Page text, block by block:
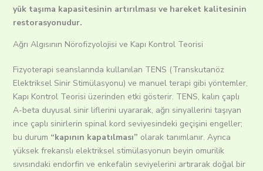
yük taşıma kapasitesinin artırılması ve hareket kalitesinin
restorasyonudur.
Ağrı Algısının Nörofizyolojisi ve Kapı Kontrol Teorisi
Fizyoterapi seanslarında kullanılan TENS (Transkutanöz
Elektriksel Sinir Stimülasyonu) ve manuel terapi gibi yöntemler,
Kapı Kontrol Teorisi üzerinden etki gösterir. TENS, kalın çaplı
A-beta duyusal sinir liflerini uyararak, ağrı sinyallerini taşıyan
ince çaplı sinirlerin spinal kord seviyesindeki geçişini engeller;
bu durum “kapının kapatılması” olarak tanımlanır. Ayrıca
yüksek frekanslı elektriksel stimülasyonun beyin omurilik
sıvısındaki endorfin ve enkefalin seviyelerini artırarak doğal bir